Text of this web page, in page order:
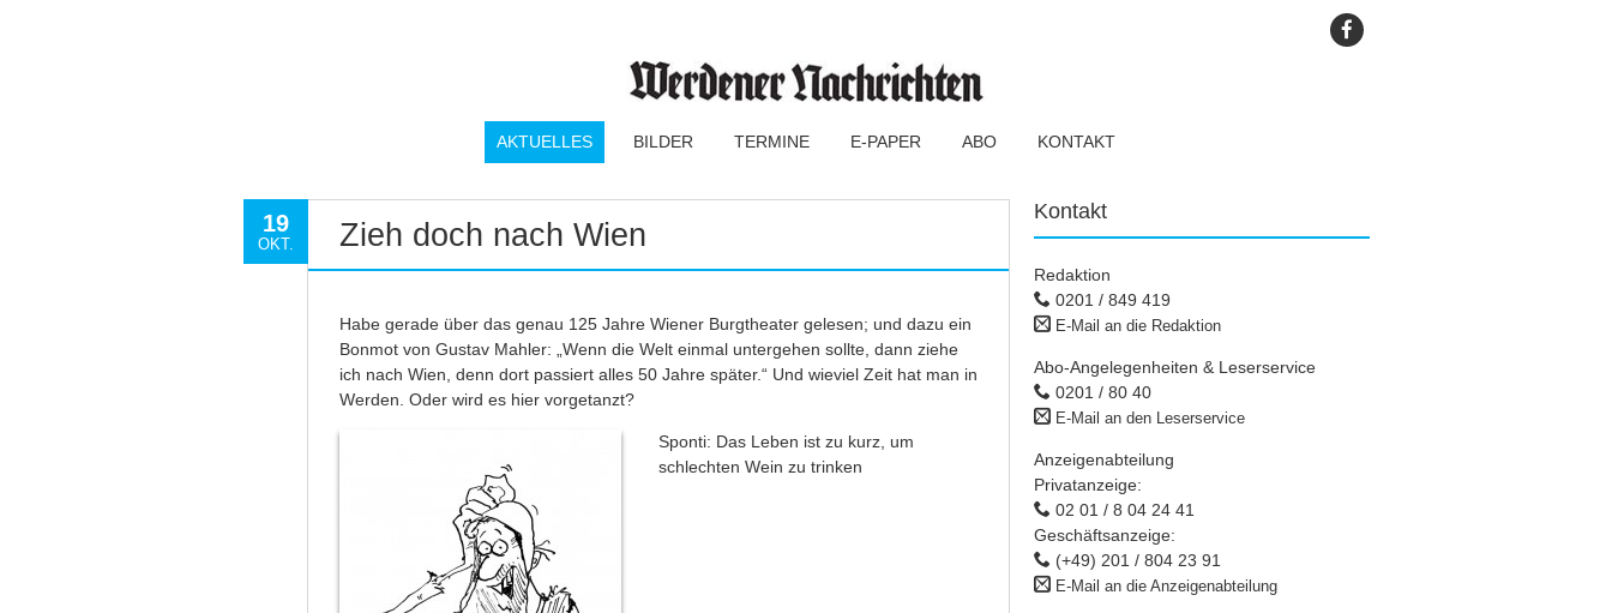
AKTUELLES BILDER TERMINE E-PAPER ABO KONTAKT
19
OKT. Zieh doch nach Wien
Habe gerade über das genau 125 Jahre Wiener Burgtheater gelesen; und dazu ein
Bonmot von Gustav Mahler: „Wenn die Welt einmal untergehen sollte, dann ziehe
ich nach Wien, denn dort passiert alles 50 Jahre später.“ Und wieviel Zeit hat man in
Werden. Oder wird es hier vorgetanzt?
Sponti: Das Leben ist zu kurz, um
schlechten Wein zu trinken
Kontakt
Redaktion
0201 / 849 419
E-Mail an die Redaktion
Abo-Angelegenheiten & Leserservice
0201 / 80 40
E-Mail an den Leserservice
Anzeigenabteilung
Privatanzeige:
02 01 / 8 04 24 41
Geschäftsanzeige:
(+49) 201 / 804 23 91
E-Mail an die Anzeigenabteilung